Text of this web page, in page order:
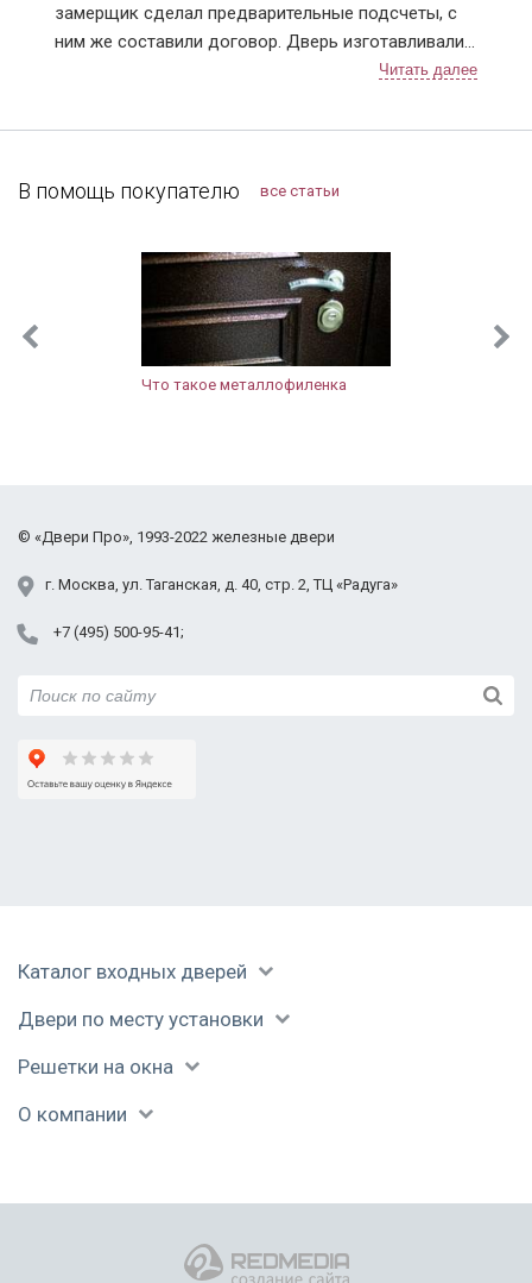
Красноармейск
Красногорск
Луховицы
Пушкино
Реутов
Сергиев Посад
Солнечногорск
Ступино
Чехов
Щелково
Юбилейный
замерщик сделал предварительные подсчеты, с
ним же составили договор. Дверь изготавливали
чуть больше недели, с доставкой тоже не
теперь нет ни холода, ни шума из подъезда.
Компанию я рекомендую, тут можно найти
В помощь покупателю все статьи
Что такое металлофиленка
г. Москва, ул. Таганская, д. 40, стр. 2, ТЦ «Радуга»
+7 (495) 500-95-41
© «Двери Про», 1993-2022 железные двери
Каталог входных дверей
Двери по месту установки
Решетки на окна
О компании